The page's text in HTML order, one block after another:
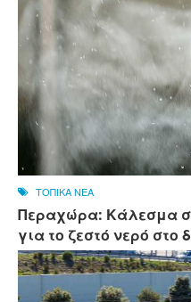
ΤΟΠΙΚΑ ΝΕΑ
Περαχώρα: Κάλεσμα
για το ζεστό νερό στο